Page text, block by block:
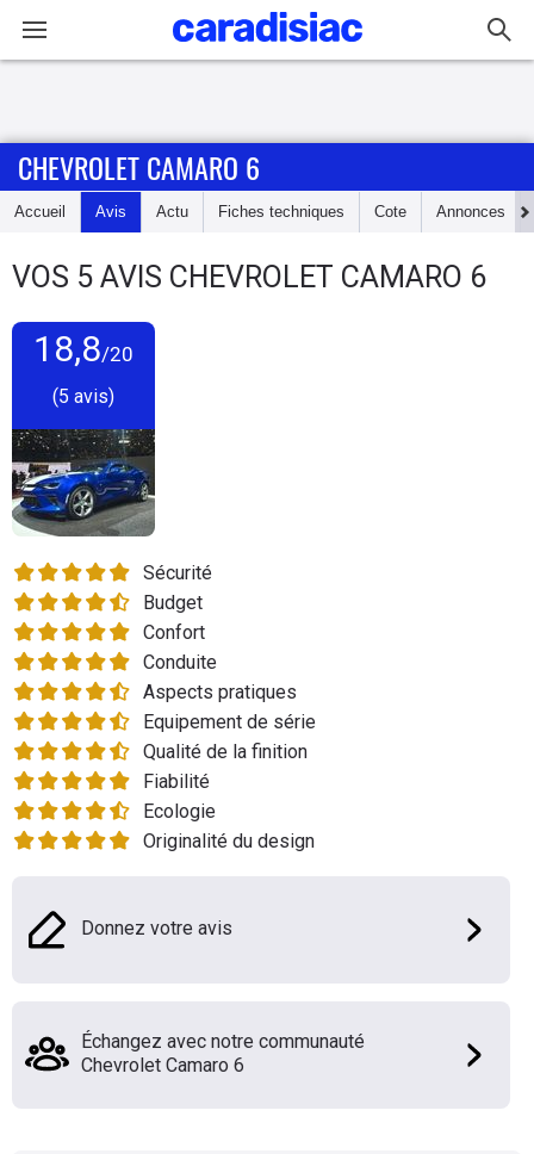
Accueil
Essais
Guide
Electriques
Utilitaires
Flottes
Auto
Services
Forum
Moto
Marques
CHEVROLET CAMARO 6
Accueil Avis Actu Fiches techniques Cote Annonces
VOS 5 AVIS CHEVROLET CAMARO 6
18,8/20
(5 avis)
Sécurité
Budget
Confort
Conduite
Aspects pratiques
Equipement de série
Qualité de la finition
Fiabilité
Ecologie
Originalité du design
Donnez votre avis
Échangez avec notre communauté
Chevrolet Camaro 6